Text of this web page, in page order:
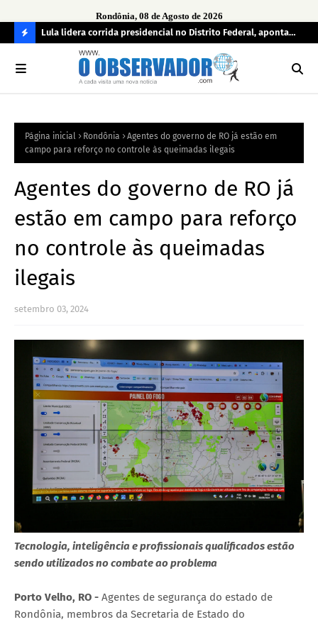
Rondônia, 08 de Agosto de 2026
O
R
Lula lidera corrida presidencial no Distrito Federal, aponta
pesquisa; Flávio Bolsonaro aparece em segundo
Página inicial Rondônia
Agentes do governo de RO já estão em
campo para reforço no controle às queimadas ilegais
Agentes do governo de RO já
estão em campo para reforço
no controle às queimadas
ilegais
setembro 03, 2024
Tecnologia, inteligência e profissionais qualificados estão
sendo utilizados no combate ao problema
Porto Velho, RO - Agentes de segurança do estado de
Rondônia, membros da Secretaria de Estado do